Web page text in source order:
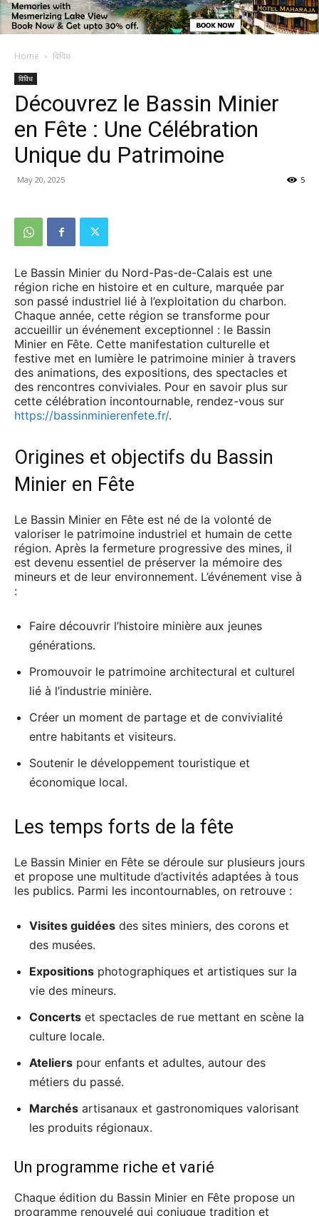
Home विविध
विविध
Découvrez le Bassin Minier
en Fête : Une Célébration
Unique du Patrimoine
May 20, 2025 5
Le Bassin Minier du Nord-Pas-de-Calais est une
région riche en histoire et en culture, marquée par
son passé industriel lié à l’exploitation du charbon.
Chaque année, cette région se transforme pour
accueillir un événement exceptionnel : le Bassin
Minier en Fête. Cette manifestation culturelle et
festive met en lumière le patrimoine minier à travers
des animations, des expositions, des spectacles et
des rencontres conviviales. Pour en savoir plus sur
cette célébration incontournable, rendez-vous sur
https://bassinminierenfete.fr/.
Origines et objectifs du Bassin
Minier en Fête
Le Bassin Minier en Fête est né de la volonté de
valoriser le patrimoine industriel et humain de cette
région. Après la fermeture progressive des mines, il
est devenu essentiel de préserver la mémoire des
mineurs et de leur environnement. L’événement vise à
:
Faire découvrir l’histoire minière aux jeunes
générations.
Promouvoir le patrimoine architectural et culturel
lié à l’industrie minière.
Créer un moment de partage et de convivialité
entre habitants et visiteurs.
Soutenir le développement touristique et
économique local.
Les temps forts de la fête
Le Bassin Minier en Fête se déroule sur plusieurs jours
et propose une multitude d’activités adaptées à tous
les publics. Parmi les incontournables, on retrouve :
Visites guidées des sites miniers, des corons et
des musées.
Expositions photographiques et artistiques sur la
vie des mineurs.
Concerts et spectacles de rue mettant en scène la
culture locale.
Ateliers pour enfants et adultes, autour des
métiers du passé.
Marchés artisanaux et gastronomiques valorisant
les produits régionaux.
Un programme riche et varié
Chaque édition du Bassin Minier en Fête propose un
programme renouvelé qui conjugue tradition et